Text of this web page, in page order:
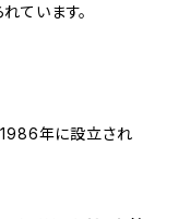
ています。
1986年に設立され